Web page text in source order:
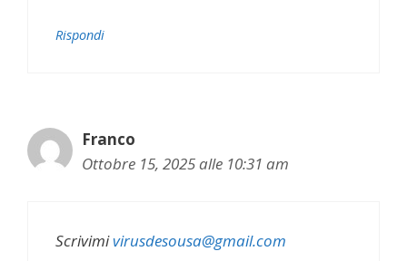
Rispondi
Franco
Ottobre 15, 2025 alle 10:31 am
Scrivimivirusdesousa@gmail.com